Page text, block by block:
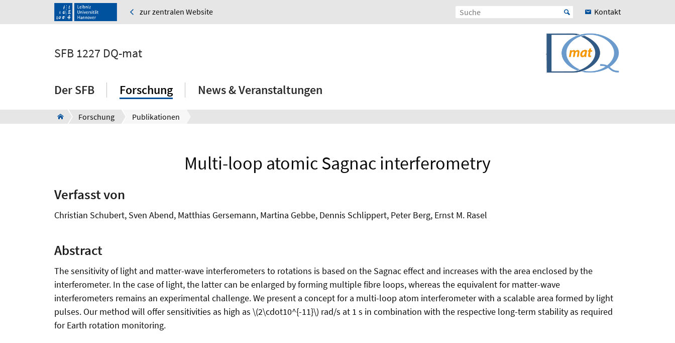
zur zentralen Website Kontakt
SFB 1227 DQ-mat
Der SFB Forschung News & Veranstaltungen
Forschung Publikationen
Multi-loop atomic Sagnac interferometry
Verfasst von
Christian Schubert, Sven Abend, Matthias Gersemann, Martina Gebbe, Dennis Schlippert, Peter Berg, Ernst M. Rasel
Abstract
The sensitivity of light and matter-wave interferometers to rotations is based on the Sagnac effect and increases with the area enclosed by the
interferometer. In the case of light, the latter can be enlarged by forming multiple fibre loops, whereas the equivalent for matter-wave
interferometers remains an experimental challenge. We present a concept for a multi-loop atom interferometer with a scalable area formed by light
pulses. Our method will offer sensitivities as high as \(2\cdot10^{-11}\) rad/s at 1 s in combination with the respective long-term stability as required
for Earth rotation monitoring.